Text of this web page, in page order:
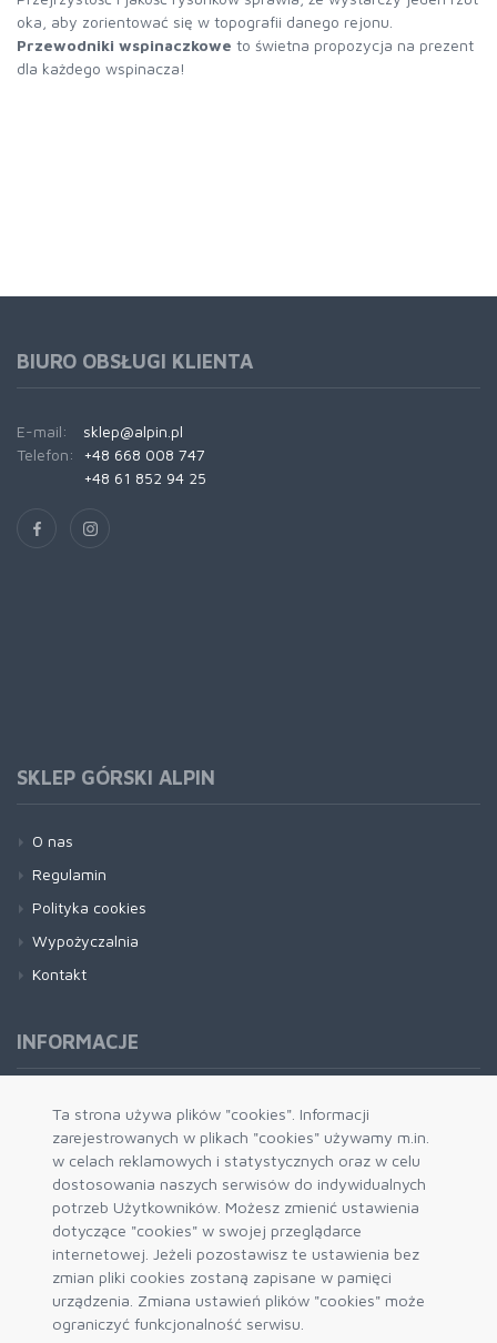
Ta strona używa plików "cookies". Informacji
zarejestrowanych w plikach "cookies" używamy m.in.
w celach reklamowych i statystycznych oraz w celu
dostosowania naszych serwisów do indywidualnych
potrzeb Użytkowników. Możesz zmienić ustawienia
dotyczące "cookies" w swojej przeglądarce
internetowej. Jeżeli pozostawisz te ustawienia bez
zmian pliki cookies zostaną zapisane w pamięci
urządzenia. Zmiana ustawień plików "cookies" może
ograniczyć funkcjonalność serwisu.
oka, aby zorientować się w topografii danego rejonu.
Przewodniki wspinaczkowe to świetna propozycja na prezent
dla każdego wspinacza!
BIURO OBSŁUGI KLIENTA
E-mail:
sklep@alpin.pl
Telefon:
+48 668 008 747
+48 61 852 94 25
SKLEP GÓRSKI ALPIN
O nas
Regulamin
Polityka cookies
Wypożyczalnia
Kontakt
INFORMACJE
Formy płatności
Dostawa i wysyłka
Zwrot i wymiana
System rabatowy
Kody rabatowe
Blog